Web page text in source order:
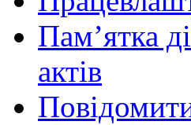
Пам’ятка
актів